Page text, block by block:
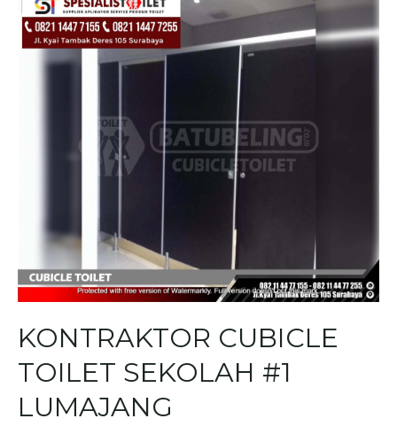
KONTRAKTOR CUBICLE
TOILET SEKOLAH #1
LUMAJANG